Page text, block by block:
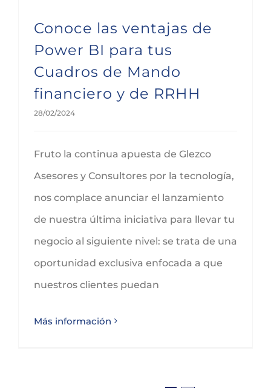
Conoce las ventajas de
Power BI para tus
Cuadros de Mando
financiero y de RRHH
28/02/2024
Fruto la continua apuesta de Glezco
Asesores y Consultores por la tecnología,
nos complace anunciar el lanzamiento
de nuestra última iniciativa para llevar tu
negocio al siguiente nivel: se trata de una
oportunidad exclusiva enfocada a que
nuestros clientes puedan
Más información